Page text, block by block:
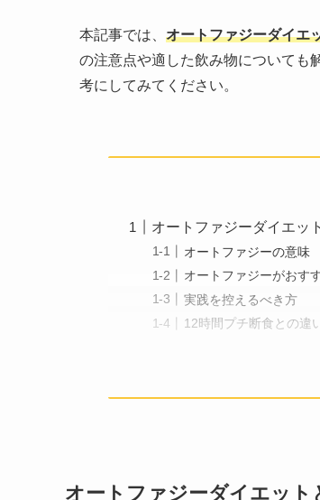
本記事では、 オートファジーダイエ
の注意点や適した飲み物についても
考にしてみてください。
オートファジーダイエッ
オートファジーの意味
オートファジーがおす
実践を控えるべき方
12時間プチ断食との違
オートファジーダイエット